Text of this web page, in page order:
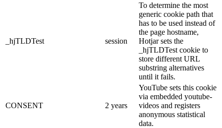
_hjTLDTest session
To determine the most
generic cookie path that
has to be used instead of
the page hostname,
Hotjar sets the
_hjTLDTest cookie to
store different URL
substring alternatives
until it fails.
CONSENT 2 years
YouTube sets this cookie
via embedded youtube-
videos and registers
anonymous statistical
data.